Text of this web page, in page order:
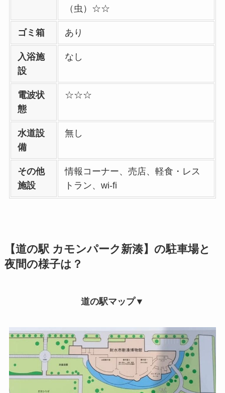
（虫）☆☆
ゴミ箱 あり
入浴施
設
なし
電波状
態
☆☆☆
水道設
備
無し
その他
施設
情報コーナー、売店、軽食・レス
トラン、wi-fi
【道の駅 カモンパーク新湊】の駐車場と
夜間の様子は？
道の駅マップ▼